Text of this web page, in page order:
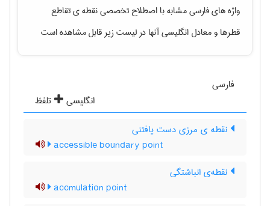
واژه های فارسی مشابه با اصطلاح تخصصینقطه ی تقاطع
قطرهاو معادل انگلیسی آنها در لیست زیر قابل مشاهده است
فارسی
انگلیسی
تلفظ
نقطه ی مرزی دست یافتنی
accessible boundary point
نقطه‌ی انباشتگی
accmulation point